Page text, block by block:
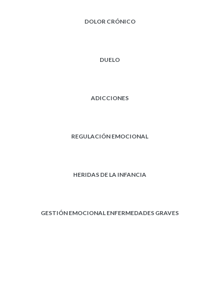
DOLOR CRÓNICO
DUELO
ADICCIONES
REGULACIÓN EMOCIONAL
HERIDAS DE LA INFANCIA
GESTIÓN EMOCIONAL ENFERMEDADES GRAVES